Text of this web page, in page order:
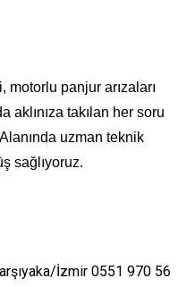
panjur arızaları
aklınıza takılan her soru
uzman teknik
sağlıyoruz.
İzmir 0551 970 56